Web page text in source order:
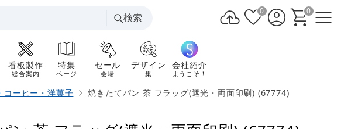
検索
0 0
看板製作
総合案内
特集
ページ
セール
会場
デザイン
集
会社紹介
ようこそ！
コーヒー・洋菓子 焼きたてパン 茶 フラッグ(遮光・両面印刷) (67774)